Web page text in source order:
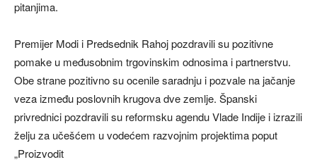
pitanjima.
Premijer Modi i Predsednik Rahoj pozdravili su pozitivne
pomake u međusobnim trgovinskim odnosima i partnerstvu.
Obe strane pozitivno su ocenile saradnju i pozvale na jačanje
veza između poslovnih krugova dve zemlje. Španski
privrednici pozdravili su reformsku agendu Vlade Indije i izrazili
želju za učešćem u vodećem razvojnim projektima poput
„Proizvodit